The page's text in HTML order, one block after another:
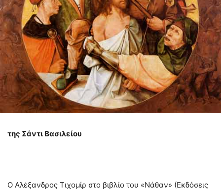
της Σάντι Βασιλείου
Ο Αλέξανδρος Τιχομίρ στο βιβλίο του «Νάθαν» (Εκδόσεις